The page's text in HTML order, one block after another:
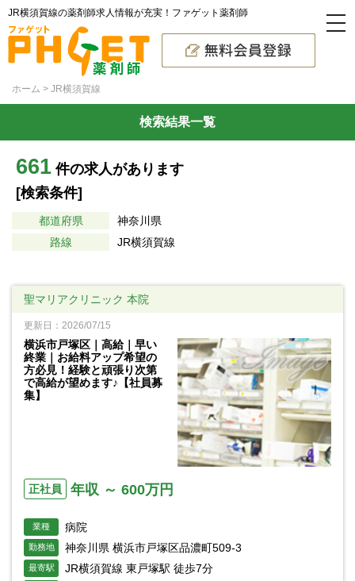
JR横須賀線の薬剤師求人情報が充実！ファゲット薬剤師
ホーム JR横須賀線
検索結果一覧
661 件の求人があります
[検索条件]
都道府県
神奈川県
路線
JR横須賀線
聖マリアクリニック 本院
更新日：2026/07/15
横浜市戸塚区｜高給｜早い
終業｜お給料アップ希望の
方必見！経験と頑張り次第
で高給が望めます♪【社員募
集】
正社員 年収 ～ 600万円
業種 病院
勤務地 神奈川県 横浜市戸塚区品濃町509-3
最寄駅 JR横須賀線 東戸塚駅 徒歩7分